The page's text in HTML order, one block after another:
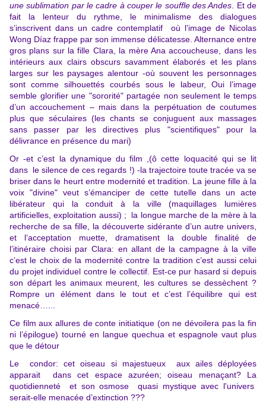
une sublimation par le cadre à couper le souffle des Andes . Et de
fait la lenteur du rythme, le minimalisme des dialogues
s’inscrivent dans un cadre contemplatif où l’image de Nicolas
Wong Díaz frappe par son immense délicatesse. Alternance entre
gros plans sur la fille Clara, la mère Ana accoucheuse, dans les
intérieurs aux clairs obscurs savamment élaborés et les plans
larges sur les paysages alentour -où souvent les personnages
sont comme silhouettés courbés sous le labeur, Oui l’image
semble glorifier une "sororité" partagée non seulement le temps
d’un accouchement – mais dans la perpétuation de coutumes
plus que séculaires (les chants se conjuguent aux massages
sans passer par les directives plus "scientifiques" pour la
délivrance en présence du mari)
Or -et c’est la dynamique du film ,(ô cette loquacité qui se lit
dans le silence de ces regards !) -la trajectoire toute tracée va se
briser dans le heurt entre modernité et tradition. La jeune fille à la
voix "divine" veut s’émanciper de cette tutelle dans un acte
libérateur qui la conduit à la ville (maquillages lumières
artificielles, exploitation aussi) ; la longue marche de la mère à la
recherche de sa fille, la découverte sidérante d’un autre univers,
et l’acceptation muette, dramatisent la double finalité de
l’itinéraire choisi par Clara: en allant de la campagne à la ville
c’est le choix de la modernité contre la tradition c’est aussi celui
du projet individuel contre le collectif. Est-ce pur hasard si depuis
son départ les animaux meurent, les cultures se dessèchent ?
Rompre un élément dans le tout et c’est l’équilibre qui est
menacé…...
Ce film aux allures de conte initiatique (on ne dévoilera pas la fin
ni l’épilogue) tourné en langue quechua et espagnole vaut plus
que le détour
Le condor: cet oiseau si majestueux aux ailes déployées
apparait dans cet espace azuréen; oiseau menaçant? La
quotidienneté et son osmose quasi mystique avec l'univers
serait-elle menacée d’extinction ???